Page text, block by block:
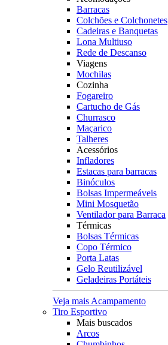
Barracas
Colchões e Colchonetes
Cadeiras e Banquetas
Lona Multiuso
Rede de Descanso
Viagens
Mochilas
Cozinha
Fogareiro
Cartucho de Gás
Churrasco
Maçarico
Talheres
Acessórios
Infladores
Estacas para barracas
Binóculos
Bolsas Impermeáveis
Mini Mosquetão
Ventilador para Barraca
Térmicas
Bolsas Térmicas
Copo Térmico
Porta Latas
Gelo Reutilizável
Geladeiras Portáteis
Veja mais Acampamento
Tiro Esportivo
Mais buscados
Arcos